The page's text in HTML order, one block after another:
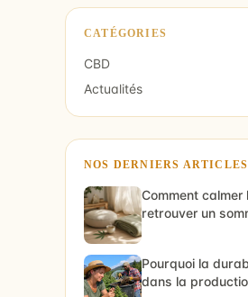
CATÉGORIES
CBD
Actualités
NOS DERNIERS ARTICLES
Comment
retrouver un
Pourquoi la
dans la